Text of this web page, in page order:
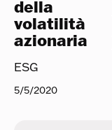
della
volatilità
azionaria
ESG
5/5/2020